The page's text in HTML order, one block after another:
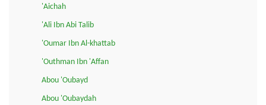
'Aichah
'Ali Ibn Abi Talib
'Oumar Ibn Al-khattab
'Outhman Ibn 'Affan
Abou 'Oubayd
Abou 'Oubaydah